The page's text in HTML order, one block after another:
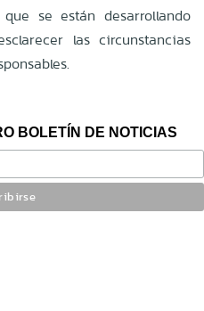
se están desarrollando
las circunstancias
BOLETÍN DE NOTICIAS